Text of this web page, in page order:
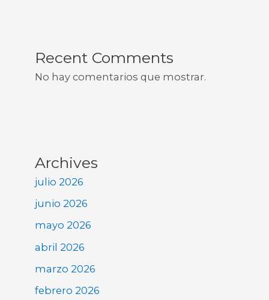
Recent Comments
No hay comentarios que mostrar.
Archives
julio 2026
junio 2026
mayo 2026
abril 2026
marzo 2026
febrero 2026